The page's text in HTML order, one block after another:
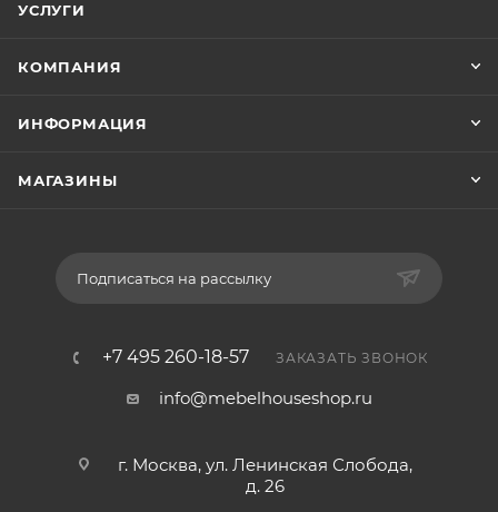
УСЛУГИ
КОМПАНИЯ
ИНФОРМАЦИЯ
МАГАЗИНЫ
Подписаться на рассылку
+7 495 260-18-57 ЗАКАЗАТЬ ЗВОНОК
info@mebelhouseshop.ru
г. Москва, ул. Ленинская Слобода,
д. 26